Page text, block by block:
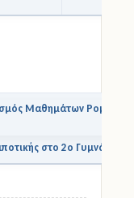
στο 2ο Γυμνάσιο